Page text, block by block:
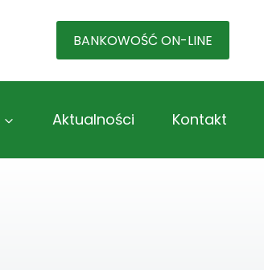
BANKOWOŚĆ ON-LINE
Aktualności Kontakt